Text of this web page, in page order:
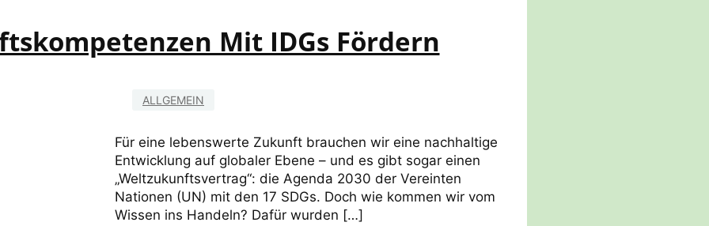
Mit IDGs Fördern
ALLGEMEIN
Für eine lebenswerte Zukunft brauchen wir eine nachhaltige
Entwicklung auf globaler Ebene – und es gibt sogar einen
„Weltzukunftsvertrag“: die Agenda 2030 der Vereinten
Nationen (UN) mit den 17 SDGs. Doch wie kommen wir vom
Wissen ins Handeln? Dafür wurden […]